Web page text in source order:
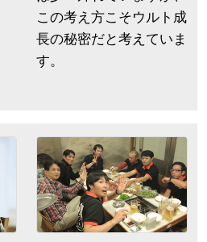
この考え方こそウルト成
長の秘密だと考えていま
す。